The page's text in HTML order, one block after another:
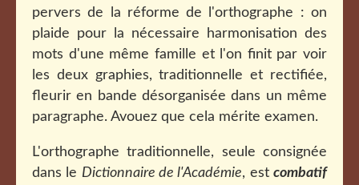
pervers de la réforme de l'orthographe : on
plaide pour la nécessaire harmonisation des
mots d'une même famille et l'on finit par voir
les deux graphies, traditionnelle et rectifiée,
fleurir en bande désorganisée dans un même
paragraphe. Avouez que cela mérite examen.
L'orthographe traditionnelle, seule consignée
dans le Dictionnaire de l'Académie, estcombatif